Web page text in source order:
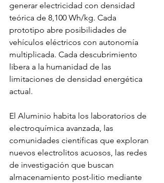
generar electricidad con densidad
teórica de 8,100 Wh/kg. Cada
prototipo abre posibilidades de
vehículos eléctricos con autonomía
multiplicada. Cada descubrimiento
libera a la humanidad de las
limitaciones de densidad energética
actual.
El Aluminio habita los laboratorios de
electroquímica avanzada, las
comunidades científicas que exploran
nuevos electrolitos acuosos, las redes
de investigación que buscan
almacenamiento post-litio mediante